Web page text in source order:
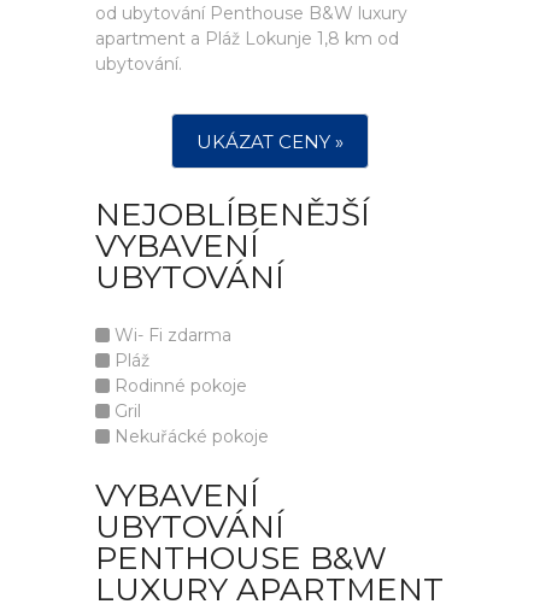
od ubytování Penthouse B&W luxury
apartment a Pláž Lokunje 1,8 km od
ubytování.
UKÁZAT CENY »
NEJOBLÍBENĚJŠÍ
VYBAVENÍ
UBYTOVÁNÍ
Wi- Fi zdarma
Pláž
Rodinné pokoje
Gril
Nekuřácké pokoje
VYBAVENÍ
UBYTOVÁNÍ
PENTHOUSE B&W
LUXURY APARTMENT